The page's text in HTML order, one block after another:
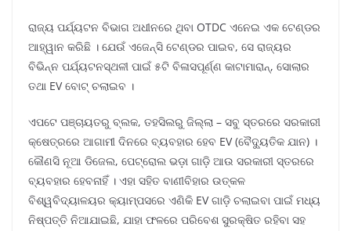
ରାଜ୍ୟ ପର୍ଯ୍ୟଟନ ବିଭାଗ ଅଧୀନରେ ଥିବା OTDC ଏନେଇ ଏକ ଟେଣ୍ଡର
ଆହ୍ୱାନ କରିଛି । ଯେଉଁ ଏଜେନ୍ସି ଟେଣ୍ଡର ପାଇବ, ସେ ରାଜ୍ୟର
ବିଭିନ୍ନ ପର୍ଯ୍ୟଟନସ୍ଥଳୀ ପାଇଁ ୫ଟି ବିଳାସପୂର୍ଣ୍ଣ କାଟାମାରାନ୍, ସୋଲାର
ତଥା EV ବୋଟ୍ ଚଲାଇବ ।
ଏପଟେ ପଞ୍ଚାୟତରୁ ବ୍ଲକ, ତହସିଲରୁ ଜିଲ୍ଲା – ସବୁ ସ୍ତରରେ ସରକାରୀ
କ୍ଷେତ୍ରରେ ଆଗାମୀ ଦିନରେ ବ୍ୟବହାର ହେବ EV (ବୈଦ୍ୟୁତିକ ଯାନ) ।
କୌଣସି ନୂଆ ଡିଜେଲ, ପେଟ୍ରୋଲ ଭଡ଼ା ଗାଡ଼ି ଆଉ ସରକାରୀ ସ୍ତରରେ
ବ୍ୟବହାର ହେବନାହିଁ । ଏହା ସହିତ ବାଣୀବିହାର ଉତ୍କଳ
ବିଶ୍ୱବିଦ୍ୟାଳୟର କ୍ୟାମ୍ପସରେ ଏଣିକି EV ଗାଡ଼ି ଚଲାଇବା ପାଇଁ ମଧ୍ୟ
ନିଷ୍ପତ୍ତି ନିଆଯାଇଛି, ଯାହା ଫଳରେ ପରିବେଶ ସୁରକ୍ଷିତ ରହିବା ସହ